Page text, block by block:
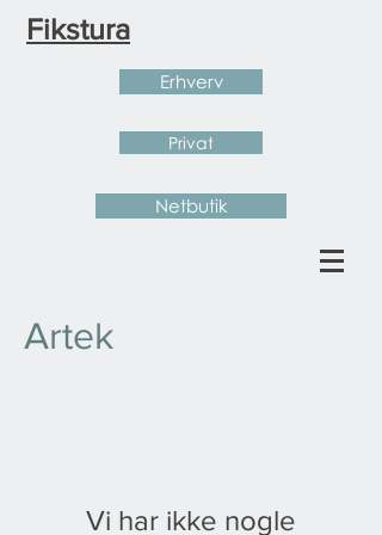
Fikstura
Erhverv
Privat
Netbutik
Artek
Vi har ikke nogle